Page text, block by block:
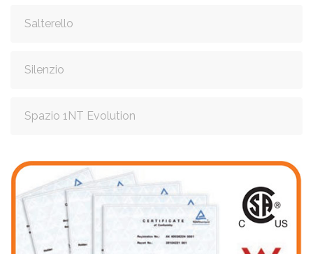
Salterello
Silenzio
Spazio 1NT Evolution